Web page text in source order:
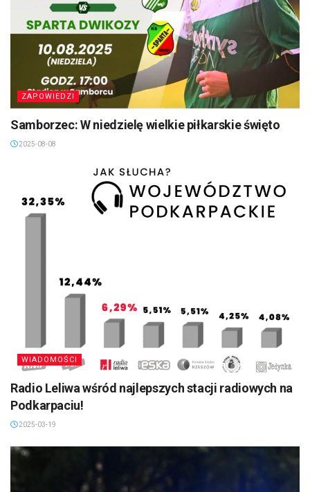
ZAPOWIEDZI
Samborzec: W niedzielę wielkie piłkarskie święto
2025-08-08
WIADOMOŚCI
Radio Leliwa wśród najlepszych stacji radiowych na
Podkarpaciu!
2025-03-19